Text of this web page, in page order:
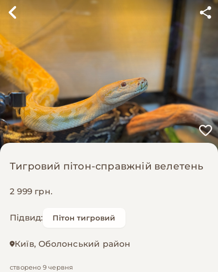
Тигровий пітон-справжній велетень
2 999 грн.
Підвид: Пітон тигровий
Київ, Оболонський район
створено 9 червня